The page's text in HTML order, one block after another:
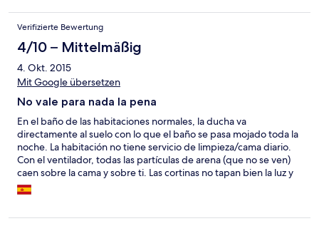
Verifizierte Bewertung
4/10 – Mittelmäßig
4. Okt. 2015
Mit Google übersetzen
No vale para nada la pena
En el baño de las habitaciones normales, la ducha va
directamente al suelo con lo que el baño se pasa mojado toda la
noche. La habitación no tiene servicio de limpieza/cama diario.
Con el ventilador, todas las partículas de arena (que no se ven)
caen sobre la cama y sobre ti. Las cortinas no tapan bien la luz y
dejan ver desde fuera. Hay recovecos abiertos por donde
entran lagartijas y cucarachas (sorpresa de medianoche). Los